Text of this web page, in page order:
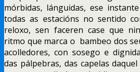
mórbidas, lánguidas, ese
todas as estacións no sentido
reloxo, sen faceren case que
ritmo que marca o bambeo dos
acolledores, con sosego e
das pálpebras, das capelas